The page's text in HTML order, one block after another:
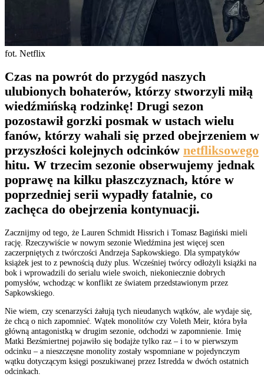
fot. Netflix
Czas na powrót do przygód naszych
ulubionych bohaterów, którzy stworzyli miłą
wiedźmińską rodzinkę! Drugi sezon
pozostawił gorzki posmak w ustach wielu
fanów, którzy wahali się przed obejrzeniem w
przyszłości kolejnych odcinków netfliksowego
hitu. W trzecim sezonie obserwujemy jednak
poprawę na kilku płaszczyznach, które w
poprzedniej serii wypadły fatalnie, co
zachęca do obejrzenia kontynuacji.
Zacznijmy od tego, że Lauren Schmidt Hissrich i Tomasz Bagiński mieli
rację. Rzeczywiście w nowym sezonie Wiedźmina jest więcej scen
zaczerpniętych z twórczości Andrzeja Sapkowskiego. Dla sympatyków
książek jest to z pewnością duży plus. Wcześniej twórcy odłożyli książki na
bok i wprowadzili do serialu wiele swoich, niekoniecznie dobrych
pomysłów, wchodząc w konflikt ze światem przedstawionym przez
Sapkowskiego.
Nie wiem, czy scenarzyści żałują tych nieudanych wątków, ale wydaje się,
że chcą o nich zapomnieć. Wątek monolitów czy Voleth Meir, która była
główną antagonistką w drugim sezonie, odchodzi w zapomnienie. Imię
Matki Bezśmiertnej pojawiło się bodajże tylko raz – i to w pierwszym
odcinku – a nieszczęsne monolity zostały wspomniane w pojedynczym
wątku dotyczącym księgi poszukiwanej przez Istredda w dwóch ostatnich
odcinkach.